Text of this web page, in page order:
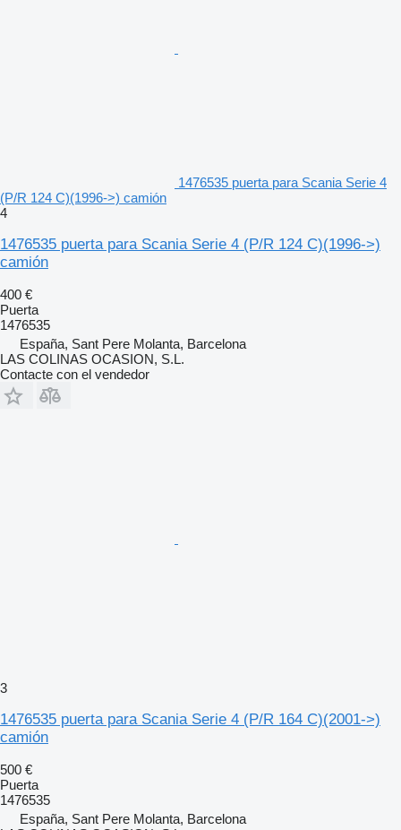
1476535 puerta para Scania Serie 4
(P/R 124 C)(1996->) camión
4
1476535 puerta para Scania Serie 4 (P/R 124 C)(1996->)
camión
400 €
Puerta
1476535
España, Sant Pere Molanta, Barcelona
LAS COLINAS OCASION, S.L.
Contacte con el vendedor
3
1476535 puerta para Scania Serie 4 (P/R 164 C)(2001->)
camión
500 €
Puerta
1476535
España, Sant Pere Molanta, Barcelona